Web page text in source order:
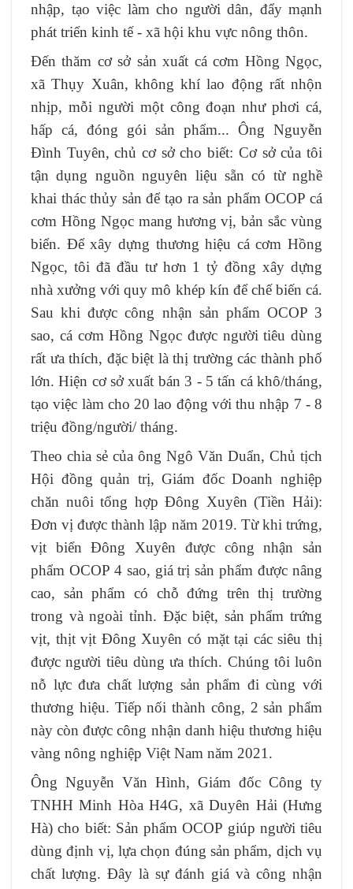
nhập, tạo việc làm cho người dân, đẩy mạnh
phát triển kinh tế - xã hội khu vực nông thôn.
Đến thăm cơ sở sản xuất cá cơm Hồng Ngọc,
xã Thụy Xuân, không khí lao động rất nhộn
nhịp, mỗi người một công đoạn như phơi cá,
hấp cá, đóng gói sản phẩm... Ông Nguyễn
Đình Tuyên, chủ cơ sở cho biết: Cơ sở của tôi
tận dụng nguồn nguyên liệu sẵn có từ nghề
khai thác thủy sản để tạo ra sản phẩm OCOP cá
cơm Hồng Ngọc mang hương vị, bản sắc vùng
biển. Để xây dựng thương hiệu cá cơm Hồng
Ngọc, tôi đã đầu tư hơn 1 tỷ đồng xây dựng
nhà xưởng với quy mô khép kín để chế biến cá.
Sau khi được công nhận sản phẩm OCOP 3
sao, cá cơm Hồng Ngọc được người tiêu dùng
rất ưa thích, đặc biệt là thị trường các thành phố
lớn. Hiện cơ sở xuất bán 3 - 5 tấn cá khô/tháng,
tạo việc làm cho 20 lao động với thu nhập 7 - 8
triệu đồng/người/ tháng.
Theo chia sẻ của ông Ngô Văn Duẩn, Chủ tịch
Hội đồng quản trị, Giám đốc Doanh nghiệp
chăn nuôi tổng hợp Đông Xuyên (Tiền Hải):
Đơn vị được thành lập năm 2019. Từ khi trứng,
vịt biển Đông Xuyên được công nhận sản
phẩm OCOP 4 sao, giá trị sản phẩm được nâng
cao, sản phẩm có chỗ đứng trên thị trường
trong và ngoài tỉnh. Đặc biệt, sản phẩm trứng
vịt, thịt vịt Đông Xuyên có mặt tại các siêu thị
được người tiêu dùng ưa thích. Chúng tôi luôn
nỗ lực đưa chất lượng sản phẩm đi cùng với
thương hiệu. Tiếp nối thành công, 2 sản phẩm
này còn được công nhận danh hiệu thương hiệu
vàng nông nghiệp Việt Nam năm 2021.
Ông Nguyễn Văn Hình, Giám đốc Công ty
TNHH Minh Hòa H4G, xã Duyên Hải (Hưng
Hà) cho biết: Sản phẩm OCOP giúp người tiêu
dùng định vị, lựa chọn đúng sản phẩm, dịch vụ
chất lượng. Đây là sự đánh giá và công nhận